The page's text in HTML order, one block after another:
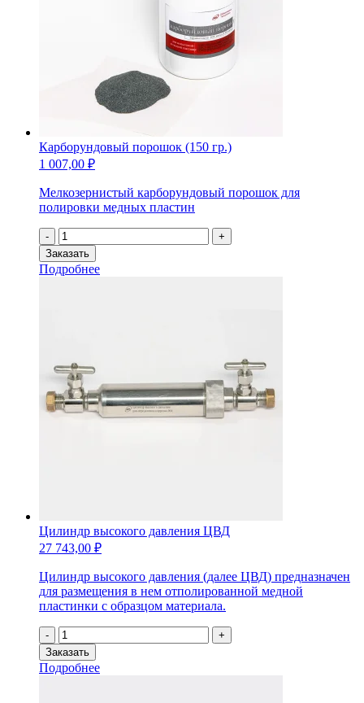
Карборундовый порошок (150 гр.)
1 007,00 ₽
Мелкозернистый карборундовый порошок для
полировки медных пластин
-
Количество
товара
Карборундовый
порошок
+
Заказать
Подробнее
Цилиндр высокого давления ЦВД
27 743,00 ₽
Цилиндр высокого давления (далее ЦВД) предназначен
для размещения в нем отполированной медной
пластинки с образцом материала.
-
Количество
товара
Цилиндр
высокого
+
Заказать
Подробнее